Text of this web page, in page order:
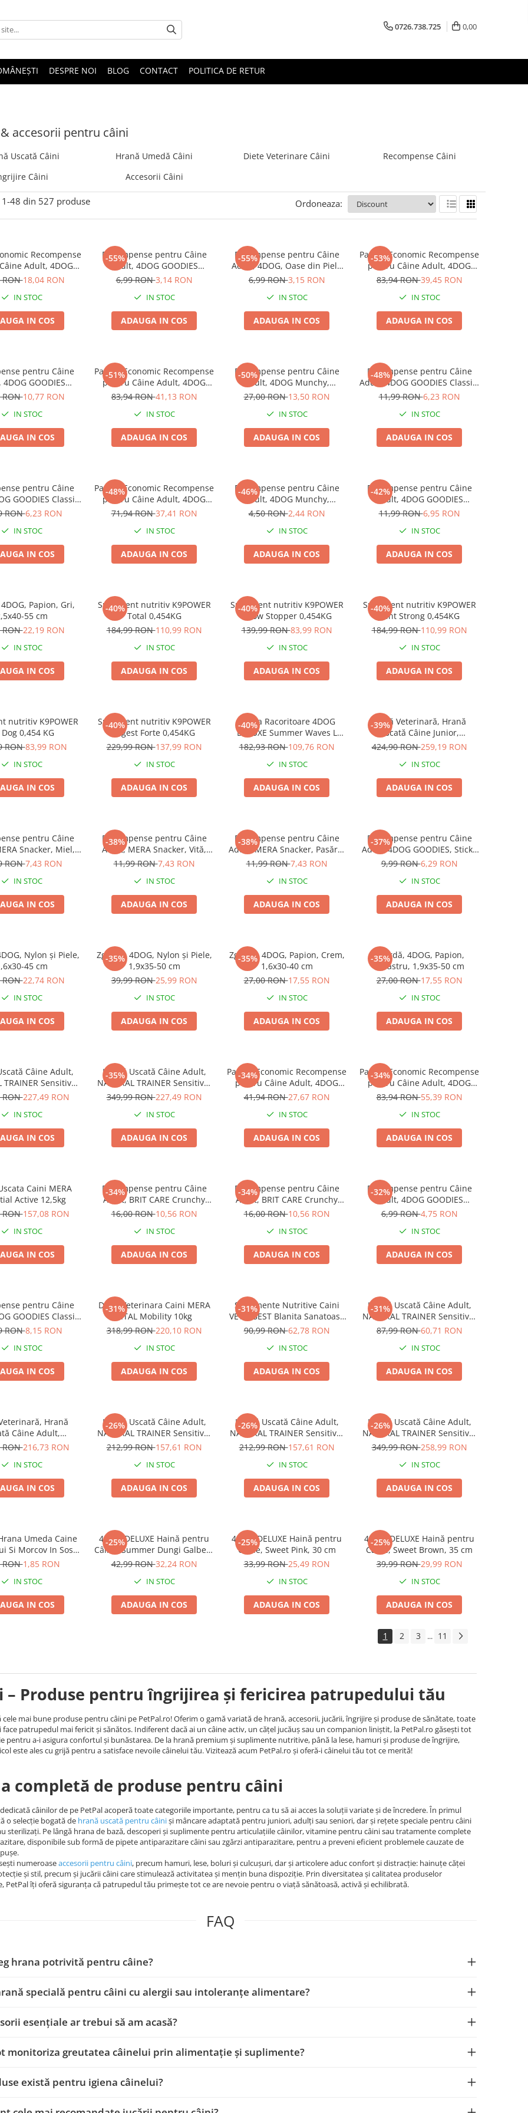
0726.738.725 0,00
DESPRE NOI BLOG CONTACT POLITICA DE RETUR
accesorii pentru câini
Uscată Câini Hrană Umedă Câini Diete Veterinare Câini
Recompense Câini
Câini
Accesorii Câini
1-48 din 527 produse Ordoneaza:
Recompense
Adult, 4DOG
Trainer, Vită, 6x150g
RON18,04 RON
IN STOC
IN COS
-55%
Recompense pentru Câine
Adult, 4DOG GOODIES
Trainer, Vită, 150g
6,99 RON3,14 RON
IN STOC
ADAUGA IN COS
-55%
Recompense pentru Câine
Adult, 4DOG, Oase din Piele
Presată, 8.5cm, 3 bucăți
6,99 RON3,15 RON
IN STOC
ADAUGA IN COS
-53%
Pachet Economic Recompense
pentru Câine Adult, 4DOG
GOODIES Classic, Strips de
83,94 RON39,45 RON
IN STOC
ADAUGA IN COS
pentru Câine
4DOG GOODIES
Miel și Orez, 500g
RON10,77 RON
IN STOC
IN COS
-51%
Pachet Economic Recompense
pentru Câine Adult, 4DOG
GOODIES Classic, Sticks cu Pui
83,94 RON41,13 RON
IN STOC
ADAUGA IN COS
-50%
Recompense pentru Câine
Adult, 4DOG Munchy,
Batoane, Vită, 12.5cm, 100
27,00 RON13,50 RON
IN STOC
ADAUGA IN COS
-48%
Recompense pentru Câine
Adult, 4DOG GOODIES Classic,
Strips de Pui, 100g
11,99 RON6,23 RON
IN STOC
ADAUGA IN COS
pentru Câine
GOODIES Classic,
Pui și Orez, 100g
RON6,23 RON
IN STOC
IN COS
-48%
Pachet Economic Recompense
pentru Câine Adult, 4DOG
GOODIES Barbecue, Cotlete
71,94 RON37,41 RON
IN STOC
ADAUGA IN COS
-46%
Recompense pentru Câine
Adult, 4DOG Munchy,
Batoane, Vită, 12.5cm, 10
4,50 RON2,44 RON
IN STOC
ADAUGA IN COS
-42%
Recompense pentru Câine
Adult, 4DOG GOODIES
Barbecue, Cotlete de Miel,
11,99 RON6,95 RON
IN STOC
ADAUGA IN COS
Papion, Gri,
55 cm
RON22,19 RON
IN STOC
IN COS
-40%
Supliment nutritiv K9POWER
Total 0,454KG
184,99 RON110,99 RON
IN STOC
ADAUGA IN COS
-40%
Supliment nutritiv K9POWER
Show Stopper 0,454KG
139,99 RON83,99 RON
IN STOC
ADAUGA IN COS
-40%
Supliment nutritiv K9POWER
Joint Strong 0,454KG
184,99 RON110,99 RON
IN STOC
ADAUGA IN COS
nutritiv K9POWER
Dog 0,454 KG
RON83,99 RON
IN STOC
IN COS
-40%
Supliment nutritiv K9POWER
Digest Forte 0,454KG
229,99 RON137,99 RON
IN STOC
ADAUGA IN COS
-40%
Saltea Racoritoare 4DOG
DELUXE Summer Waves L
77x46cm
182,93 RON109,76 RON
IN STOC
ADAUGA IN COS
-39%
Dietă Veterinară, Hrană
Uscată Câine Junior,
EXCLUSION Intestinal, Toate
424,90 RON259,19 RON
IN STOC
ADAUGA IN COS
pentru Câine
Snacker, Miel,
200g
RON7,43 RON
IN STOC
IN COS
-38%
Recompense pentru Câine
Adult, MERA Snacker, Vită,
200g
11,99 RON7,43 RON
IN STOC
ADAUGA IN COS
-38%
Recompense pentru Câine
Adult, MERA Snacker, Pasăre,
200g
11,99 RON7,43 RON
IN STOC
ADAUGA IN COS
-37%
Recompense pentru Câine
Adult, 4DOG GOODIES, Sticks
din Orez, Talie Mică, 12 cm, 6
9,99 RON6,29 RON
IN STOC
ADAUGA IN COS
Nylon și Piele,
45 cm
RON22,74 RON
IN STOC
IN COS
-35%
Zgardă, 4DOG, Nylon și Piele,
1,9x35-50 cm
39,99 RON25,99 RON
IN STOC
ADAUGA IN COS
-35%
Zgardă, 4DOG, Papion, Crem,
1,6x30-40 cm
27,00 RON17,55 RON
IN STOC
ADAUGA IN COS
-35%
Zgardă, 4DOG, Papion,
Albastru, 1,9x35-50 cm
27,00 RON17,55 RON
IN STOC
ADAUGA IN COS
Câine Adult,
TRAINER Sensitive,
Gluten, Talie
RON227,49 RON
IN STOC
IN COS
-35%
Hrană Uscată Câine Adult,
NATURAL TRAINER Sensitive,
Fără Gluten, Talie
349,99 RON227,49 RON
IN STOC
ADAUGA IN COS
-34%
Pachet Economic Recompense
pentru Câine Adult, 4DOG
GOODIES Trainer, Miel și
41,94 RON27,67 RON
IN STOC
ADAUGA IN COS
-34%
Pachet Economic Recompense
pentru Câine Adult, 4DOG
GOODIES Classic, Jerky
83,94 RON55,39 RON
IN STOC
ADAUGA IN COS
Caini MERA
Active 12,5kg
RON157,08 RON
IN STOC
IN COS
-34%
Recompense pentru Câine
Adult, BRIT CARE Crunchy
Cracker, Insecte, Curcan și
16,00 RON10,56 RON
IN STOC
ADAUGA IN COS
-34%
Recompense pentru Câine
Adult, BRIT CARE Crunchy
Cracker, Insecte, Iepure și
16,00 RON10,56 RON
IN STOC
ADAUGA IN COS
-32%
Recompense pentru Câine
Adult, 4DOG GOODIES
Trainer, Miel și Orez, 150g
6,99 RON4,75 RON
IN STOC
ADAUGA IN COS
pentru Câine
GOODIES Classic,
Pui, 100g
RON8,15 RON
IN STOC
IN COS
-31%
Dieta Veterinara Caini MERA
VITAL Mobility 10kg
318,99 RON220,10 RON
IN STOC
ADAUGA IN COS
-31%
Suplimente Nutritive Caini
VET'S BEST Blanita Sanatoasa
60 tablete
90,99 RON62,78 RON
IN STOC
ADAUGA IN COS
-31%
Hrană Uscată Câine Adult,
NATURAL TRAINER Sensitive,
Fără Gluten, Talie Mică,
87,99 RON60,71 RON
IN STOC
ADAUGA IN COS
Hrană
Câine Adult,
Intestinal, Talie
RON216,73 RON
IN STOC
IN COS
-26%
Hrană Uscată Câine Adult,
NATURAL TRAINER Sensitive,
Talie Mică, Prosciutto Crudo,
212,99 RON157,61 RON
IN STOC
ADAUGA IN COS
-26%
Hrană Uscată Câine Adult,
NATURAL TRAINER Sensitive,
Talie Mică, Vită și Orez, 7kg
212,99 RON157,61 RON
IN STOC
ADAUGA IN COS
-26%
Hrană Uscată Câine Adult,
NATURAL TRAINER Sensitive,
Fără Gluten, Talie
349,99 RON258,99 RON
IN STOC
ADAUGA IN COS
Umeda Caine
Si Morcov In Sos
100g
RON1,85 RON
IN STOC
IN COS
-25%
4DOG DELUXE Haină pentru
Câine, Summer Dungi Galben,
35 cm
42,99 RON32,24 RON
IN STOC
ADAUGA IN COS
-25%
4DOG DELUXE Haină pentru
Câine, Sweet Pink, 30 cm
33,99 RON25,49 RON
IN STOC
ADAUGA IN COS
-25%
4DOG DELUXE Haină pentru
Câine, Sweet Brown, 35 cm
39,99 RON29,99 RON
IN STOC
ADAUGA IN COS
1 2 3 ... 11
– Produse pentru îngrijirea și fericirea patrupedului tău
cele mai bune produse pentru câini pe PetPal.ro! Oferim o gamă variată de hrană, accesorii, jucării, îngrijire și produse de sănătate, toate
patrupedul mai fericit și sănătos. Indiferent dacă ai un câine activ, un cățel jucăuș sau un companion liniștit, la PetPal.ro găsești tot
pentru a-i asigura confortul și bunăstarea. De la hrană premium și suplimente nutritive, până la lese, hamuri și produse de îngrijire,
este ales cu grijă pentru a satisface nevoile câinelui tău. Vizitează acum PetPal.ro și oferă-i câinelui tău tot ce merită!
completă de produse pentru câini
câinilor de pe PetPal acoperă toate categoriile importante, pentru ca tu să ai acces la soluții variate și de încredere. În primul
o selecție bogată de hrană uscată pentru câiniși mâncare adaptată pentru juniori, adulți sau seniori, dar și rețete speciale pentru câini
sterilizați. Pe lângă hrana de bază, descoperi și suplimente pentru articulațiile câinilor, vitamine pentru câini sau tratamente complete
disponibile sub formă de pipete antiparazitare câini sau zgărzi antiparazitare, pentru a preveni eficient problemele cauzate de
numeroaseaccesorii pentru câini, precum hamuri, lese, boluri și culcușuri, dar și articolere aduc confort și distracție: hainuțe căței
și stil, precum și jucării câini care stimulează activitatea și mențin buna dispoziție. Prin diversitatea și calitatea produselor
PetPal îți oferă siguranța că patrupedul tău primește tot ce are nevoie pentru o viață sănătoasă, activă și echilibrată.
FAQ
hrana potrivită pentru câine?
specială pentru câini cu alergii sau intoleranțe alimentare?
esențiale ar trebui să am acasă?
monitoriza greutatea câinelui prin alimentație și suplimente?
există pentru igiena câinelui?